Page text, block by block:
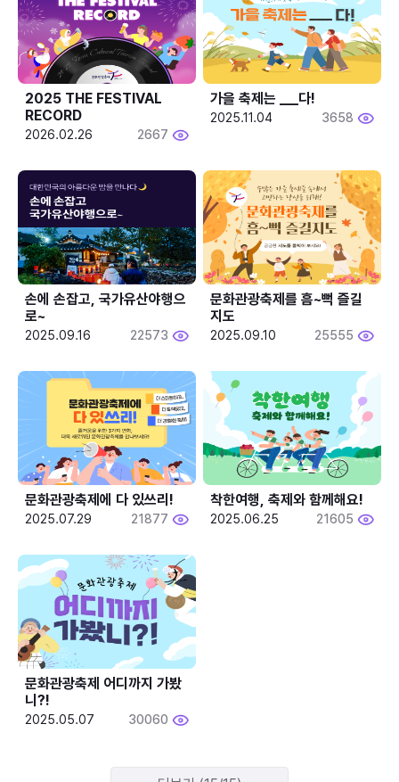
2025 THE FESTIVAL
RECORD
2026.02.26 2667
2025.11.04 3658
손에 손잡고, 국가유산야행으
로~
2025.09.16 22573
문화관광축제를 흠~뻑 즐길
지도
2025.09.10 25555
문화관광축제에 다 있쓰리!
2025.07.29 21877
착한여행, 축제와 함께해요!
2025.06.25 21605
문화관광축제 어디까지 가봤
니?!
2025.05.07 30060